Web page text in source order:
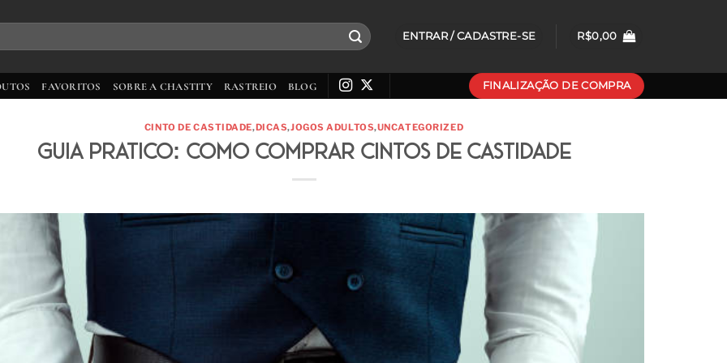
ENTRAR / CADASTRE-SE R$0,00
FAVORITOS SOBRE A CHASTITY RASTREIO BLOG FINALIZAÇÃO DE COMPRA
CINTO DE CASTIDADE,DICAS,JOGOS ADULTOS,UNCATEGORIZED
Guia Prático: Como Comprar Cintos de Castidade